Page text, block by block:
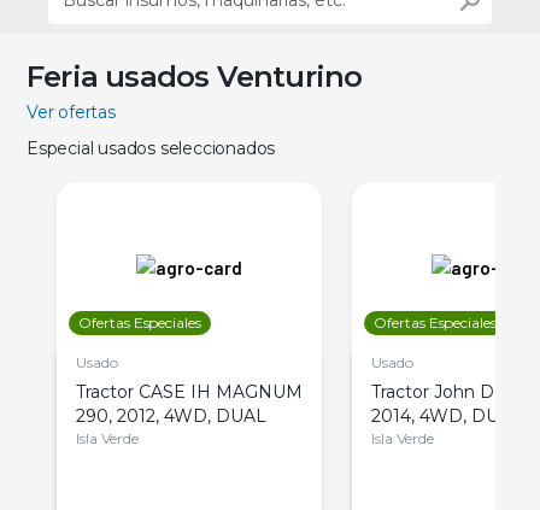
Feria usados Venturino
Ver ofertas
Especial usados seleccionados
Ofertas Especiales
Usado
Tractor CASE IH MAGNUM
290, 2012, 4WD, DUAL
Isla Verde
Ofertas Especiales
Usado
Tractor John Deere
2014, 4WD, DUAL
Isla Verde